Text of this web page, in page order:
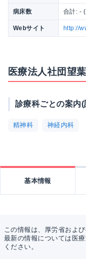
病床数 合計: -
Webサイト http://
医療法人社団望
診療科ごとの案内
精神科 神経内科
基本情報
この情報は、厚労省およ
最新の情報については医
ください。